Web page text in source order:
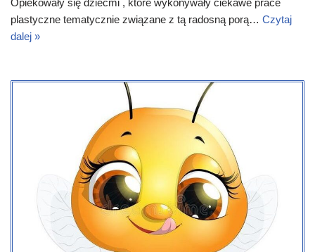
Opiekowały się dziećmi , które wykonywały ciekawe prace
plastyczne tematycznie związane z tą radosną porą… Czytaj
dalej »